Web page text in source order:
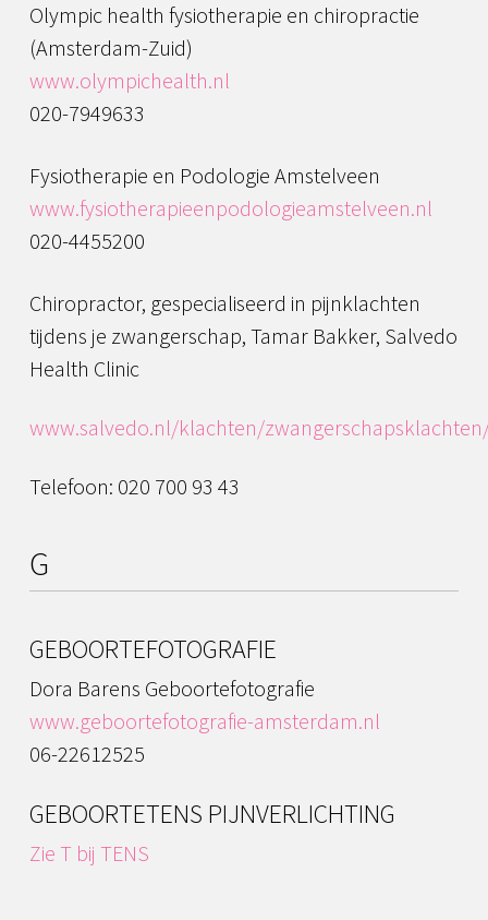
Olympic health fysiotherapie en chiropractie
(Amsterdam-Zuid)
www.olympichealth.nl
020-7949633
Fysiotherapie en Podologie Amstelveen
www.fysiotherapieenpodologieamstelveen.nl
020-4455200
Chiropractor, gespecialiseerd in pijnklachten
tijdens je zwangerschap, Tamar Bakker, Salvedo
Health Clinic
www.salvedo.nl/klachten/
Telefoon: 020 700 93 43
G
GEBOORTEFOTOGRAFIE
Dora Barens Geboortefotografie
www.geboortefotografie-amsterdam.nl
06-22612525
GEBOORTETENS PIJNVERLICHTING
Zie T bij TENS